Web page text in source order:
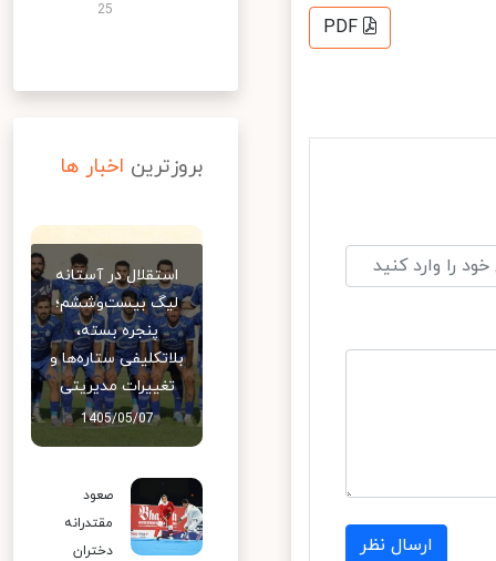
PDF
ارسال نظر
25
بروزترین اخبار ها
استقلال در آستانه
لیگ بیست‌وششم؛
پنجره بسته،
بلاتکلیفی ستاره‌ها و
تغییرات مدیریتی
1405/05/07
صعود
مقتدرانه
دختران